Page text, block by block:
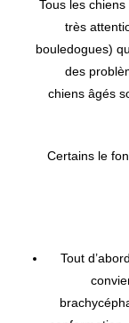
Tous les
très
bouledogues)
des
chiens âgés
Certains le
Tout